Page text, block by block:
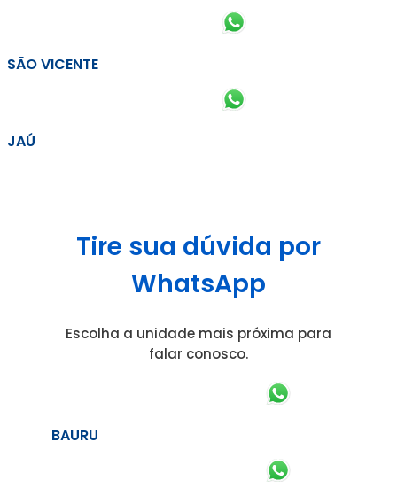
SÃO VICENTE
JAÚ
Tire sua dúvida por
WhatsApp
Escolha a unidade mais próxima para
falar conosco.
BAURU